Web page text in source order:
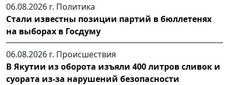
06.08.2026 г. Политика
Стали известны позиции партий в бюллетенях
на выборах в Госдуму
06.08.2026 г. Происшествия
В Якутии из оборота изъяли 400 литров сливок и
суората из-за нарушений безопасности